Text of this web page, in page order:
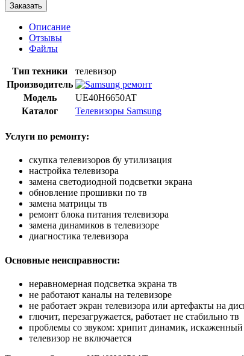
Заказать
Описание
Отзывы
Файлы
Тип техники
телевизор
Производитель
Модель
UE40H6650AT
Каталог
Телевизоры Samsung
Услуги по ремонту:
скупка телевизоров бу утилизация
настройка телевизора
замена светодиодной подсветки экрана
обновление прошивки по тв
замена матрицы тв
ремонт блока питания телевизора
замена динамиков в телевизоре
диагностика телевизора
Основные неисправности:
неравномерная подсветка экрана тв
не работают каналы на телевизоре
не работает экран телевизора или артефакты на
глючит, перезагружается, работает не стабильно тв
проблемы со звуком: хрипит динамик, искаженный
телевизор не включается